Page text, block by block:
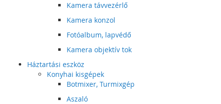
Kamera távvezérlő
Kamera konzol
Fotóalbum, lapvédő
Kamera objektív tok
Háztartási eszköz
Konyhai kisgépek
Botmixer, Turmixgép
Aszaló